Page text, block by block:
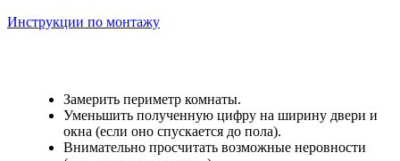
Инструкции по монтажу
Замерить периметр комнаты.
Уменьшить полученную цифру на ширину двери и
окна (если оно спускается до пола).
Внимательно просчитать возможные неровности